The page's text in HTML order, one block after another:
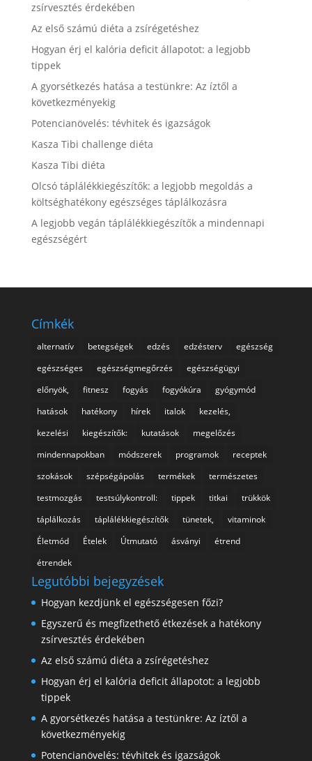
zsírvesztés érdekében
Az első számú diéta a zsírégetéshez
Hogyan érj el kalória deficit állapotot: a legjobb
tippek
A gyorsétkezés hatása a testünkre: Az íztől a
következményekig
Potencianövelés: tévhitek és igazságok
Kasza Tibi challenge diéta
Kasza Tibi diéta
Olcsó táplálékkiegészítők: a legjobb megoldás a
költséghatékony egészséges táplálkozásra
A legjobb vegán táplálékkiegészítők a mindennapi
egészségért
Címkék
alternatív betegségek edzés edzésterv
egészség
egészséges
egészségmegőrzés
egészségügyi
előnyök,
fitnesz fogyás fogyókúra
gyógymód
hatások
hatékony hírek italok
kezelés,
kezelési
kiegészítők: kutatások
megelőzés
mindennapokban
módszerek programok
receptek
szokások
szépségápolás termékek
természetes
testmozgás
testsúlykontroll: tippek titkai
trükkök
táplálkozás
táplálékkiegészítők tünetek,
vitaminok
Életmód
Ételek Útmutató ásványi
étrend
étrendek
Legutóbbi bejegyzések
Hogyan kezdjünk el egészségesen főzi?
Egyszerű és megfizethető étkezések a hatékony
zsírvesztés érdekében
Az első számú diéta a zsírégetéshez
Hogyan érj el kalória deficit állapotot: a legjobb
tippek
A gyorsétkezés hatása a testünkre: Az íztől a
következményekig
Potencianövelés: tévhitek és igazságok